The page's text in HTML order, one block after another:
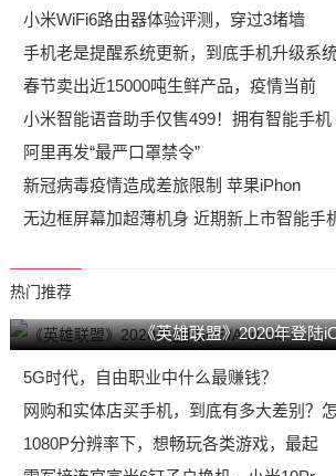
小米WiFi6路由器体验评测，穿过3堵墙
手机老是提醒系统更新，到底手机升级系
春节卖出近15000吨生鲜产品，疫情当前
小米智能语音助手仅售499！拥有智能手机
阿里再发“最严口罩禁令”
新冠病毒疫情造成差旅限制 苹果iPhon
无边框屏幕加超薄机身 近期新上市智能手
热门推荐
《英雄联盟》2020年登陆
5G时代，自由职业中什么最赚钱？
网购和实体店买手机，到底有多大差别？
1080P分辨率下，想畅玩各类游戏，最起